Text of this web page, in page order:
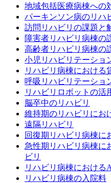
地域包括医療病棟への
パーキンソン病のリハ
訪問リハビリの課題と
障害者リハビリ病棟の
高齢者リハビリ病棟の
小児リハビリテーショ
リハビリ病棟における
呼吸リハビリテーショ
リハビリロボットの活
脳卒中のリハビリ
維持期のリハビリにお
遠隔リハビリ
回復期リハビリ病棟に
急性期リハビリ病棟に
ビリ
リハビリ病棟における
リハビリ病棟の入院料